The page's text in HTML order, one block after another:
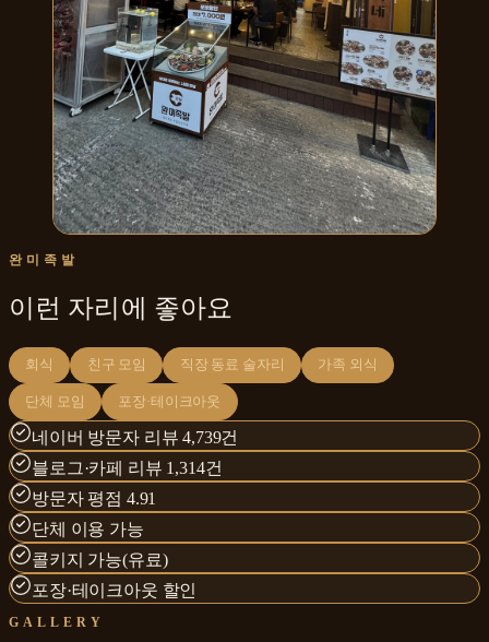
완미족발
이런 자리에 좋아요
회식 친구 모임 직장 동료 술자리 가족 외식
단체 모임 포장·테이크아웃
네이버 방문자 리뷰 4,739건
블로그·카페 리뷰 1,314건
방문자 평점 4.91
단체 이용 가능
콜키지 가능(유료)
포장·테이크아웃 할인
GALLERY